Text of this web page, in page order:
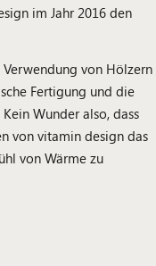
im Jahr 2016 den
von Hölzern
Fertigung und die
Wunder also, dass
von vitamin design das
von Wärme zu